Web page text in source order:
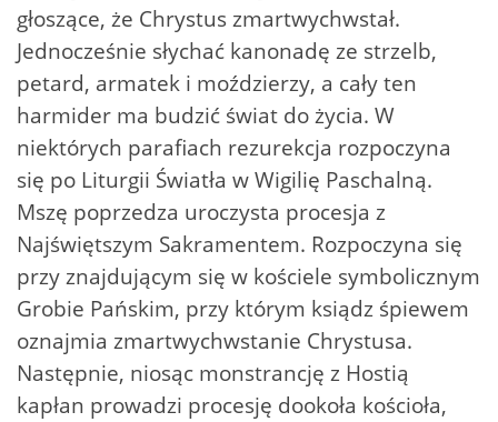
głoszące, że Chrystus zmartwychwstał.
Jednocześnie słychać kanonadę ze strzelb,
petard, armatek i moździerzy, a cały ten
harmider ma budzić świat do życia. W
niektórych parafiach rezurekcja rozpoczyna
się po Liturgii Światła w Wigilię Paschalną.
Mszę poprzedza uroczysta procesja z
Najświętszym Sakramentem. Rozpoczyna się
przy znajdującym się w kościele symbolicznym
Grobie Pańskim, przy którym ksiądz śpiewem
oznajmia zmartwychwstanie Chrystusa.
Następnie, niosąc monstrancję z Hostią
kapłan prowadzi procesję dookoła kościoła,